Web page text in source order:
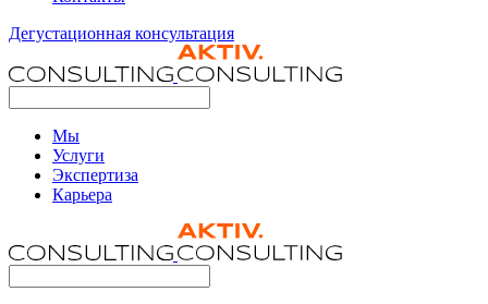
Дегустационная консультация
Мы
Услуги
Экспертиза
Карьера